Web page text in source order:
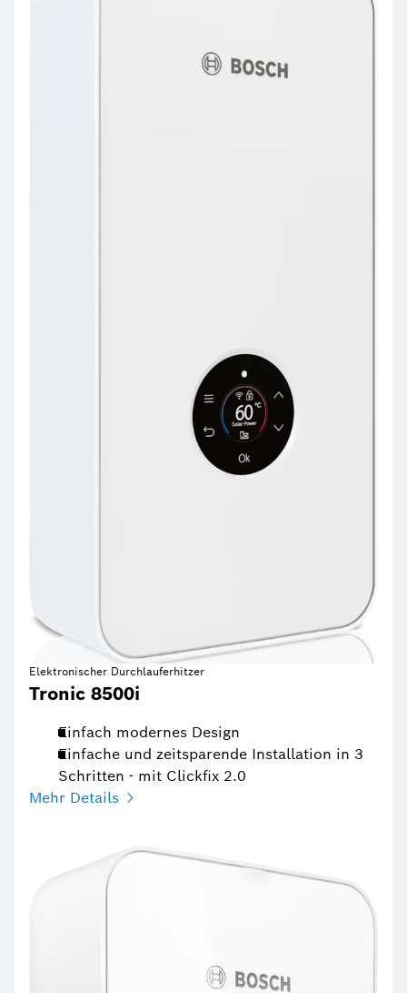
Elektronischer Durchlauferhitzer
Tronic 8500i
Einfach modernes Design
Einfache und zeitsparende Installation in 3
Schritten - mit Clickfix 2.0
Mehr Details